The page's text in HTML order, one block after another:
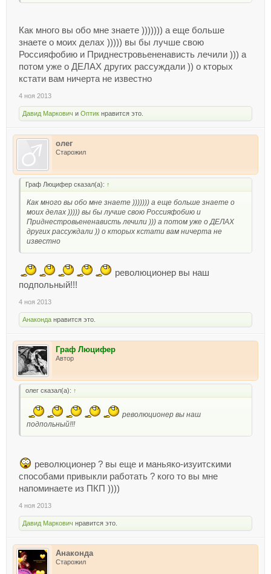
Как много вы обо мне знаете ))))))) а еще больше
знаете о моих делах ))))) вы бы лучше свою
Россияфобию и Приднестровьененависть лечили ))) а
потом уже о ДЕЛАХ других рассуждали )) о кторых
кстати вам ничерта не известно
4 ноя 2013
Давид Маркович и Оптик нравится это.
олег
Старожил
Граф Люцифер сказал(а): ↑
Как много вы обо мне знаете ))))))) а еще больше знаете о
моих делах ))))) вы бы лучше свою Россияфобию и
Приднестровьененависть лечили ))) а потом уже о ДЕЛАХ
других рассуждали )) о кторых кстати вам ничерта не
известно
революционер вы наш
подпольный!!!
4 ноя 2013
Анаконда нравится это.
Граф Люцифер
Автор
олег сказал(а): ↑
революционер вы наш
подпольный!!!
революционер ? вы еще и маньяко-изуитскими
способами привыкли работать ? кого то вы мне
напоминаете из ПКП ))))
4 ноя 2013
Давид Маркович нравится это.
Анаконда
Старожил